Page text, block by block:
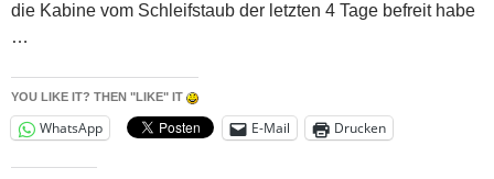
die Kabine vom Schleifstaub der letzten 4 Tage befreit habe
…
YOU LIKE IT? THEN "LIKE" IT
WhatsApp E-Mail Drucken